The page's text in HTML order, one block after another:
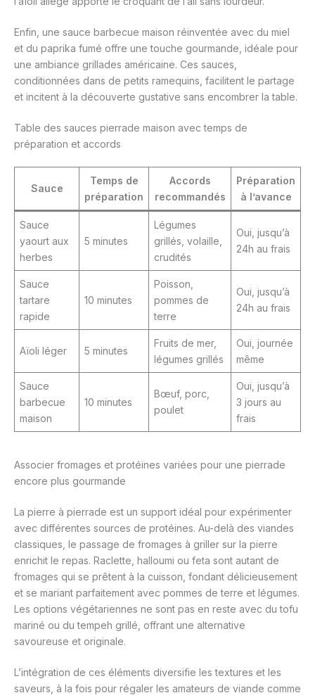
Enfin, une sauce barbecue maison réinventée avec du miel
et du paprika fumé offre une touche gourmande, idéale pour
une ambiance grillades américaine. Ces sauces,
conditionnées dans de petits ramequins, facilitent le partage
et incitent à la découverte gustative sans encombrer la table.
Table des sauces pierrade maison avec temps de
préparation et accords
Sauce
Temps de
préparation
Accords
recommandés
Préparation
à l’avance
Sauce
yaourt aux
herbes
5 minutes
Légumes
grillés, volaille,
crudités
Oui, jusqu’à
24h au frais
Sauce
tartare
rapide
10 minutes
Poisson,
pommes de
terre
Oui, jusqu’à
24h au frais
Aïoli léger 5 minutes
Fruits de mer,
légumes grillés
Oui, journée
même
Sauce
barbecue
maison
10 minutes
Bœuf, porc,
poulet
Oui, jusqu’à
3 jours au
frais
Associer fromages et protéines variées pour une pierrade
encore plus gourmande
La pierre à pierrade est un support idéal pour expérimenter
avec différentes sources de protéines. Au-delà des viandes
classiques, le passage de fromages à griller sur la pierre
enrichit le repas. Raclette, halloumi ou feta sont autant de
fromages qui se prêtent à la cuisson, fondant délicieusement
et se mariant parfaitement avec pommes de terre et légumes.
Les options végétariennes ne sont pas en reste avec du tofu
mariné ou du tempeh grillé, offrant une alternative
savoureuse et originale.
L’intégration de ces éléments diversifie les textures et les
saveurs, à la fois pour régaler les amateurs de viande comme